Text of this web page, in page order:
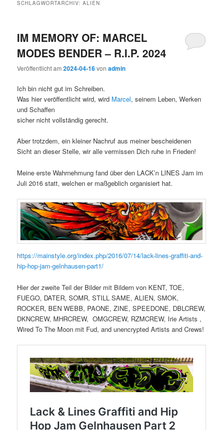
SCHLAGWORTARCHIV:ALIEN
IM MEMORY OF: MARCEL
MODES BENDER – R.I.P. 2024
Veröffentlicht am2024-04-16vonadmin
Ich bin nicht gut im Schreiben.
Was hier veröffentlicht wird, wird Marcel, seinem Leben, Werken
und Schaffen
sicher nicht vollständig gerecht.
Aber trotzdem, ein kleiner Nachruf aus meiner bescheidenen
Sicht an dieser Stelle, wir alle vermissen Dich ruhe in Frieden!
Meine erste Wahrnehmung fand über den LACK’n LINES Jam im
Juli 2016 statt, welchen er maßgeblich organisiert hat.
https://mainstyle.org/index.php/2016/07/14/lack-lines-graffiti-and-
hip-hop-jam-gelnhausen-part1/
Hier der zweite Teil der Bilder mit Bildern von KENT, TOE,
FUEGO, DATER, SOMR, STILL SAME, ALIEN, SMOK,
ROCKER, BEN WEBB, PAONE, ZINE, SPEEDONE, DBLCREW,
DKNCREW, MHRCREW, OMGCREW, RZMCREW, Irie Artists ,
Wired To The Moon mit Fud, and unencrypted Artists and Crews!